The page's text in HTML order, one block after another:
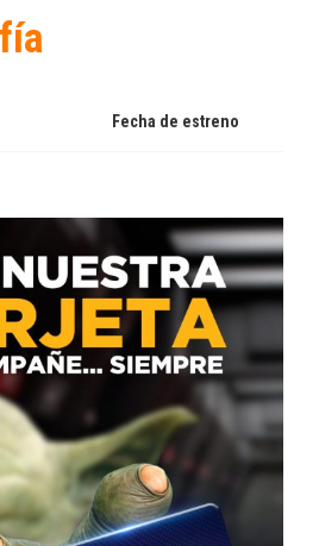
Fecha de estreno